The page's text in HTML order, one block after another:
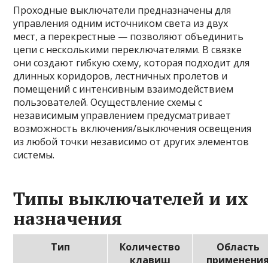
Проходные выключатели предназначены для
управления одним источником света из двух
мест, а перекрестные — позволяют объединить
цепи с несколькими переключателями. В связке
они создают гибкую схему, которая подходит для
длинных коридоров, лестничных пролетов и
помещений с интенсивным взаимодействием
пользователей. Осуществление схемы с
независимым управлением предусматривает
возможность включения/выключения освещения
из любой точки независимо от других элементов
системы.
Типы выключателей и их
назначения
Тип
Количество
клавиш
Область